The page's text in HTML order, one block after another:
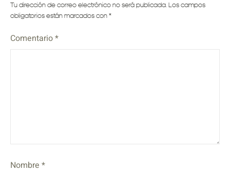
Tu dirección de correo electrónico no será publicada. Los campos
obligatorios están marcados con*
Comentario*
Nombre *